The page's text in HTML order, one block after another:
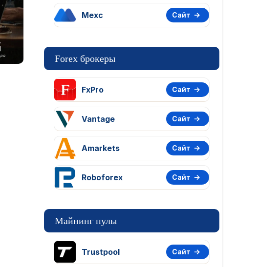
Mexc Сайт
Forex брокеры
FxPro Сайт
Vantage Сайт
Amarkets Сайт
Roboforex Сайт
Майнинг пулы
Trustpool Сайт